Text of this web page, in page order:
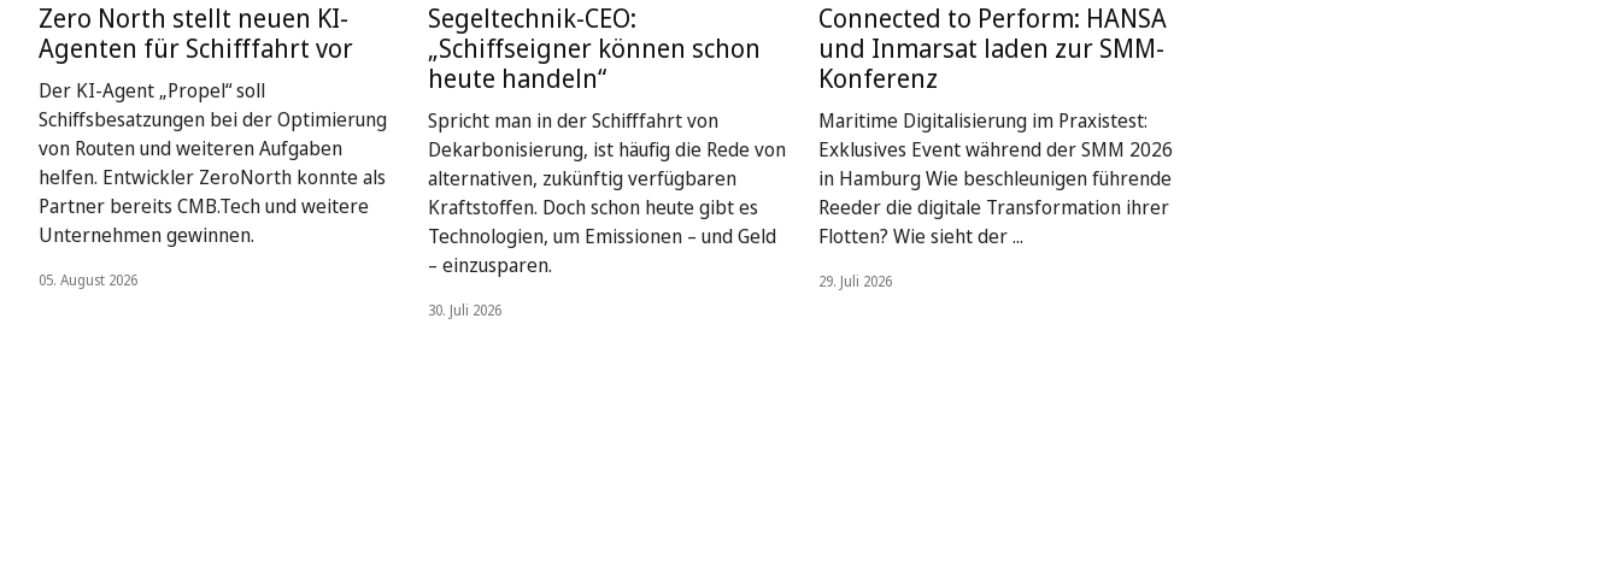
Zero North stellt neuen KI-
Agenten für Schifffahrt vor
Der KI-Agent „Propel“ soll
Schiffsbesatzungen bei der Optimierung
von Routen und weiteren Aufgaben
helfen. Entwickler ZeroNorth konnte als
Partner bereits CMB.Tech und weitere
Unternehmen gewinnen.
05. August 2026
Segeltechnik-CEO:
„Schiffseigner können schon
heute handeln“
Spricht man in der Schifffahrt von
Dekarbonisierung, ist häufig die Rede von
alternativen, zukünftig verfügbaren
Kraftstoffen. Doch schon heute gibt es
Technologien, um Emissionen – und Geld
– einzusparen.
30. Juli 2026
Connected to Perform: HANSA
und Inmarsat laden zur SMM-
Konferenz
Maritime Digitalisierung im Praxistest:
Exklusives Event während der SMM 2026
in Hamburg Wie beschleunigen führende
Reeder die digitale Transformation ihrer
Flotten? Wie sieht der ...
29. Juli 2026